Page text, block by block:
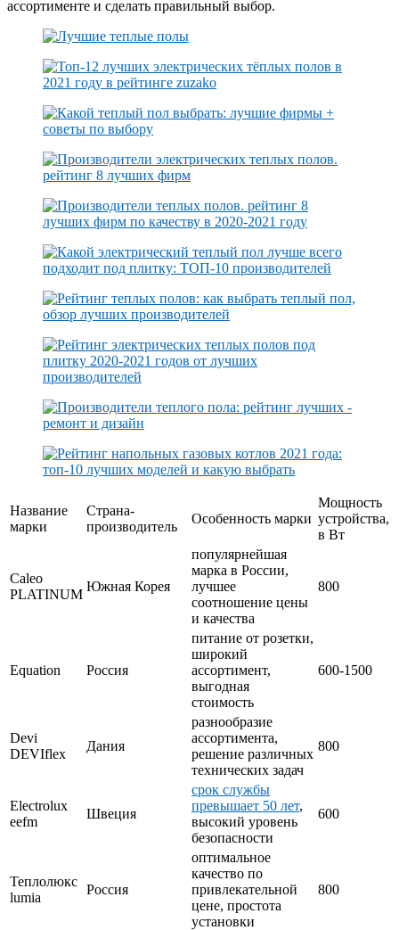
ассортименте и сделать правильный выбор.
Название
марки
Страна-
производитель
Особенность марки
Мощность
устройства,
в Вт
Caleo
PLATINUM
Южная Корея
популярнейшая
марка в России,
лучшее
соотношение цены
и качества
800
Equation Россия
питание от розетки,
широкий
ассортимент,
выгодная
стоимость
600-1500
Devi
DEVIflex
Дания
разнообразие
ассортимента,
решение различных
технических задач
800
Electrolux
eefm
Швеция
срок службы
превышает 50 лет,
высокий уровень
безопасности
600
Теплолюкс
lumia
Россия
оптимальное
качество по
привлекательной
цене, простота
установки
800